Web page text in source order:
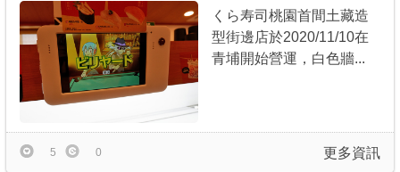
くら寿司桃園首間土藏造
型街邊店於2020/11/10在
青埔開始營運，白色牆...
更多資訊
5 0